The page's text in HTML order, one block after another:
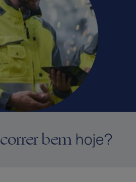
correr bem hoje?